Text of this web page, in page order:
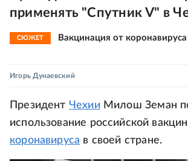
применять "Спутник V" в
СЮЖЕТ Вакцинация от коронавируса
Игорь Дунаевский
Президент ЧехииМилош Земан
использование российской
коронавируса в своей стране.